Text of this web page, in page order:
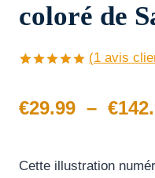
coloré de
sur
notation
(1 avis
€29.99 – €
Cette illustration